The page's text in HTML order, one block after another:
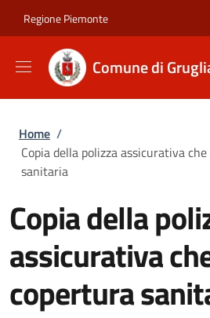
Regione Piemonte
Comune di
Briciole di pane
Home /
Copia della polizza assicurativa
sanitaria
Copia della
assicurativa
copertura